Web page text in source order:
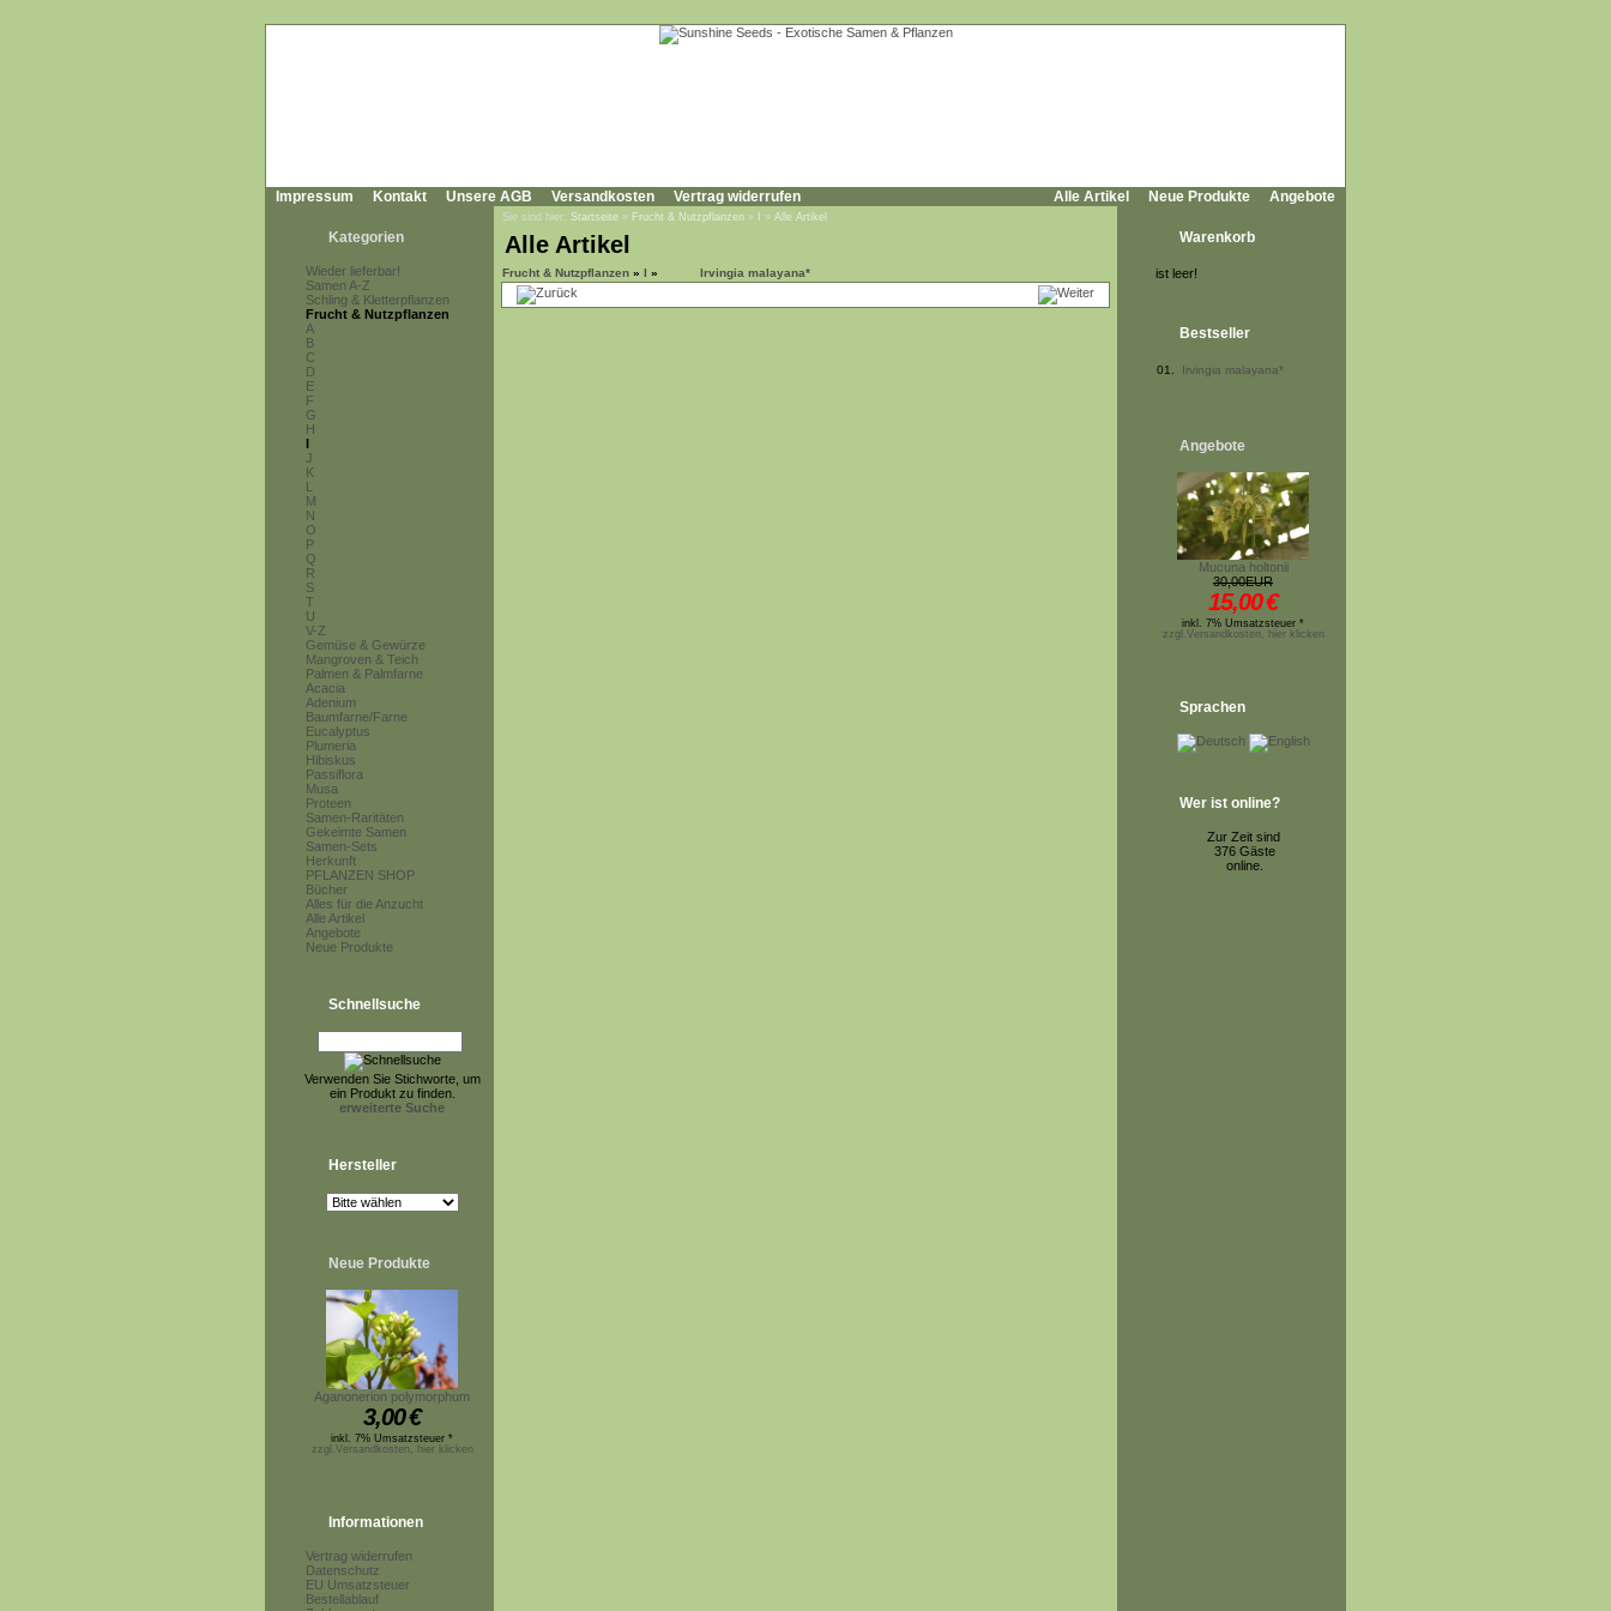
Impressum Kontakt Unsere AGB Versandkosten Vertrag widerrufen Alle Artikel Neue Produkte Angebote
Kategorien
Wieder lieferbar!
Samen A-Z
Schling & Kletterpflanzen
Frucht & Nutzpflanzen
A
B
C
D
E
F
G
H
I
J
K
L
M
N
O
P
Q
R
S
T
U
V-Z
Gemüse & Gewürze
Mangroven & Teich
Palmen & Palmfarne
Acacia
Adenium
Baumfarne/Farne
Eucalyptus
Plumeria
Hibiskus
Passiflora
Musa
Proteen
Samen-Raritäten
Gekeimte Samen
Samen-Sets
Herkunft
PFLANZEN SHOP
Bücher
Alles für die Anzucht
Alle Artikel
Angebote
Neue Produkte
Schnellsuche
Verwenden Sie Stichworte, um
ein Produkt zu finden.
erweiterte Suche
Hersteller
Neue Produkte
Aganonerion polymorphum
3,00€
inkl. 7% Umsatzsteuer *
zzgl.Versandkosten, hier klicken
Informationen
Vertrag widerrufen
Datenschutz
EU Umsatzsteuer
Bestellablauf
Sie sind hier: Startseite » Frucht & Nutzpflanzen » » Alle Artikel
Alle Artikel
Frucht & Nutzpflanzen » I » Irvingia malayana*
Warenkorb
ist leer!
Bestseller
01. Irvingia malayana*
Angebote
Mucuna holtonii
30,00EUR
15,00€
inkl. 7% Umsatzsteuer *
zzgl.Versandkosten, hier klicken
Sprachen
Wer ist online?
Zur Zeit sind
376 Gäste
online.